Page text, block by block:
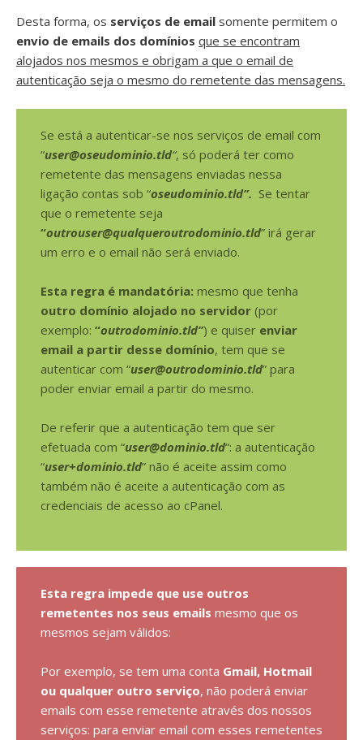
Desta forma, os serviços de email somente permitem o
envio de emails dos domínios que se encontram
alojados nos mesmos e obrigam a que o email de
autenticação seja o mesmo do remetente das mensagens.
Se está a autenticar-se nos serviços de email com
“user@oseudominio.tld“, só poderá ter como
remetente das mensagens enviadas nessa
ligação contas sob “oseudominio.tld”. Se tentar
que o remetente seja
“outrouser@qualqueroutrodominio.tld” irá gerar
um erro e o email não será enviado.
Esta regra é mandatória: mesmo que tenha
outro domínio alojado no servidor (por
exemplo: “outrodominio.tld”) e quiser enviar
email a partir desse domínio, tem que se
autenticar com “user@outrodominio.tld” para
poder enviar email a partir do mesmo.
De referir que a autenticação tem que ser
efetuada com “user@dominio.tld“: a autenticação
“user+dominio.tld” não é aceite assim como
também não é aceite a autenticação com as
credenciais de acesso ao cPanel.
Esta regra impede que use outros
remetentes nos seus emails mesmo que os
mesmos sejam válidos:
Por exemplo, se tem uma conta Gmail, Hotmail
ou qualquer outro serviço, não poderá enviar
emails com esse remetente através dos nossos
serviços: para enviar email com esses remetentes